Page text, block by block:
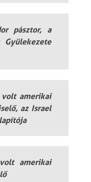
pásztor, a
Gyülekezete
amerikai
az Israel
amerikai